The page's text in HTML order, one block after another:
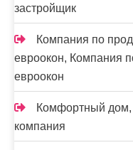
застройщик
Компания по
евроокон, Компания
евроокон
Комфортный дом,
компания